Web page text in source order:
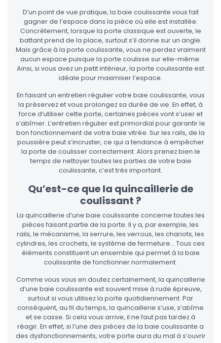
D’un point de vue pratique, la baie coulissante vous fait
gagner de l’espace dans la pièce où elle est installée.
Concrètement, lorsque la porte classique est ouverte, le
battant prend de la place, surtout s’il donne sur un angle.
Mais grâce à la porte coulissante, vous ne perdez vraiment
aucun espace puisque la porte coulisse sur elle-même.
Ainsi, si vous avez un petit intérieur, la porte coulissante est
idéale pour maximiser l’espace.
En faisant un entretien régulier votre baie coulissante, vous
la préservez et vous prolongez sa durée de vie. En effet, à
force d’utiliser cette porte, certaines pièces vont s’user et
s’abîmer. L’entretien régulier est primordial pour garantir le
bon fonctionnement de votre baie vitrée. Sur les rails, de la
poussière peut s’incruster, ce qui a tendance à empêcher
la porte de coulisser correctement. Alors prenez bien le
temps de nettoyer toutes les parties de votre baie
coulissante, c’est très important.
Qu’est-ce que la quincaillerie de
coulissant ?
La quincaillerie d’une baie coulissante concerne toutes les
pièces faisant partie de la porte. Il y a, par exemple, les
rails, le mécanisme, la serrure, les verrous, les chariots, les
cylindres, les crochets, le système de fermeture… Tous ces
éléments constituent un ensemble qui permet à la baie
coulissante de fonctionner normalement.
Comme vous vous en doutez certainement, la quincaillerie
d’une baie coulissante est souvent mise à rude épreuve,
surtout si vous utilisez la porte quotidiennement. Par
conséquent, au fil du temps, la quincaillerie s’use, s’abîme
et se casse. Si cela vous arrive, il ne faut pas tardez à
réagir. En effet, si l’une des pièces de la baie coulissante a
des dysfonctionnements, votre porte aura du mal à s’ouvrir